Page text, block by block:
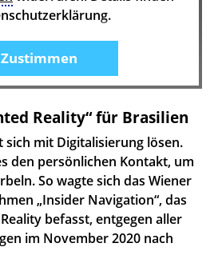
Zustimmen
Reality“ für Brasilien
sich mit Digitalisierung lösen.
den persönlichen Kontakt, um
So wagte sich das Wiener
„Insider Navigation“, das
befasst, entgegen aller
im November 2020 nach